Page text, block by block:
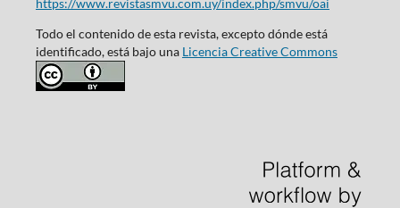
https://www.revistasmvu.com.uy/index.php/smvu/oai
Todo el contenido de esta revista, excepto dónde está
identificado, está bajo una Licencia Creative Commons